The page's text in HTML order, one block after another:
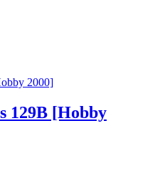
129B [Hobby